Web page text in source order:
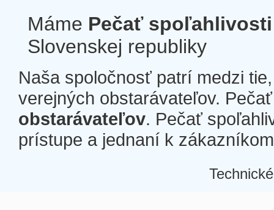
Máme Pečať spoľahlivosti
Slovenskej republiky
Naša spoločnosť patrí medzi
verejných obstarávateľov.
obstarávateľov. Pečať
prístupe a jednaní k